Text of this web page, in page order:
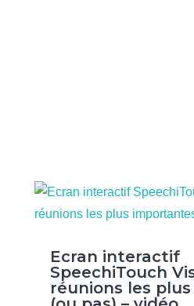
Ecran interactif
SpeechiTouch
réunions les